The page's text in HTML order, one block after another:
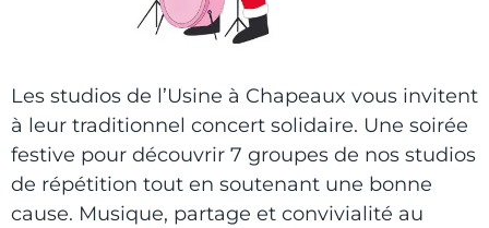
Les studios de l’Usine à Chapeaux vous invitent
à leur traditionnel concert solidaire. Une soirée
festive pour découvrir 7 groupes de nos studios
de répétition tout en soutenant une bonne
cause. Musique, partage et convivialité au